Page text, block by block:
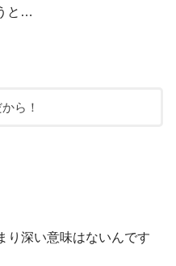
と…
ら！
り深い意味はないんです